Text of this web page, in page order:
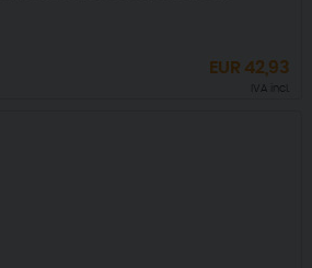
EUR 42,93
IVA incl.